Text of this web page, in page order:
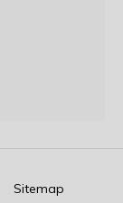
Sitemap